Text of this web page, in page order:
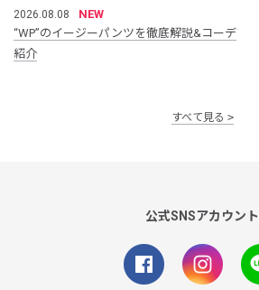
2026.08.08
NEW
“WP”のイージーパンツを徹底解説&コーデ
紹介
すべて見る
公式SNSアカウント